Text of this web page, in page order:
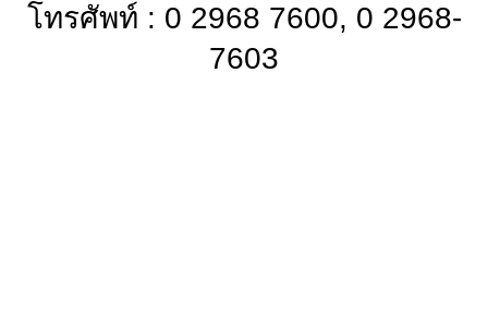
โทรศัพท์ : 0 2968 7600, 0 2968-
7603